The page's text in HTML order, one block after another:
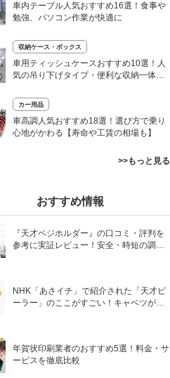
車内テーブル人気おすすめ16選！食事や
勉強、パソコン作業が快適に
収納ケース・ボックス
車用ティッシュケースおすすめ10選！人
気の吊り下げタイプ・便利な収納一体型
カー用品
車高調人気おすすめ18選！選び方で乗り
心地がかわる【寿命や工賃の相場も】
>>もっと見る
おすすめ情報
『天才ベジホルダー』の口コミ・評判を
参考に実証レビュー！安全・時短の調理
NHK「あさイチ」で紹介された「天才ピ
ーラー」のここがすごい！キャベツがほ
年賀状印刷業者のおすすめ5選！料金・サ
ービスを徹底比較